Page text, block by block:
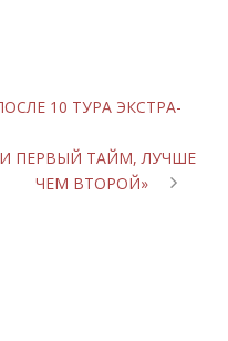
10 ТУРА ЭКСТРА-
ПЕРВЫЙ ТАЙМ, ЛУЧШЕ
ЧЕМ ВТОРОЙ»